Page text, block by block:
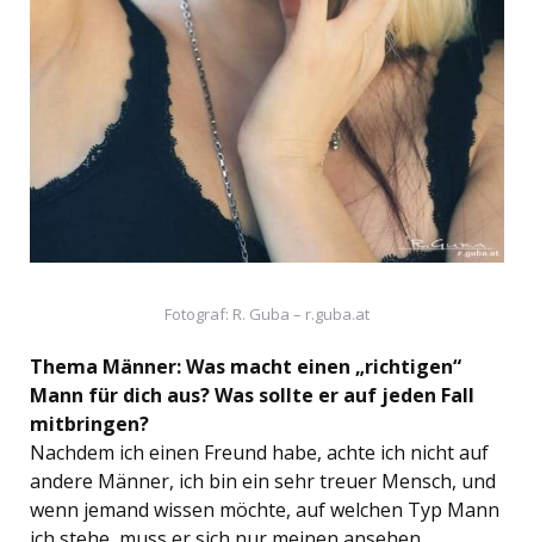
Fotograf: R. Guba – r.guba.at
Thema Männer: Was macht einen „richtigen“
Mann für dich aus? Was sollte er auf jeden Fall
mitbringen?
Nachdem ich einen Freund habe, achte ich nicht auf
andere Männer, ich bin ein sehr treuer Mensch, und
wenn jemand wissen möchte, auf welchen Typ Mann